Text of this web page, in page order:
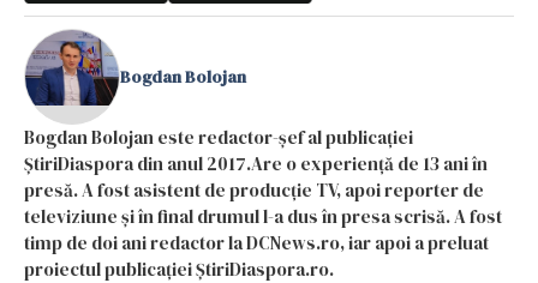
Bogdan Bolojan
Bogdan Bolojan este redactor-șef al publicației
ȘtiriDiaspora din anul 2017.Are o experiență de 13 ani în
presă. A fost asistent de producție TV, apoi reporter de
televiziune și în final drumul l-a dus în presa scrisă. A fost
timp de doi ani redactor la DCNews.ro, iar apoi a preluat
proiectul publicației ȘtiriDiaspora.ro.